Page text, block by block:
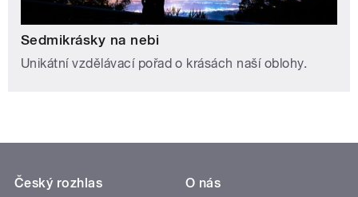
Sedmikrásky na nebi
Unikátní vzdělávací pořad o krásách naší oblohy.
Český rozhlas
O nás